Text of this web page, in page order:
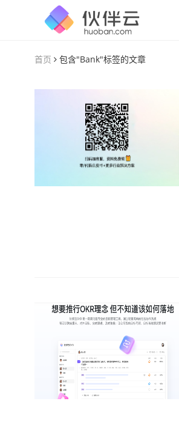
首页 包含"Bank"标签的文章